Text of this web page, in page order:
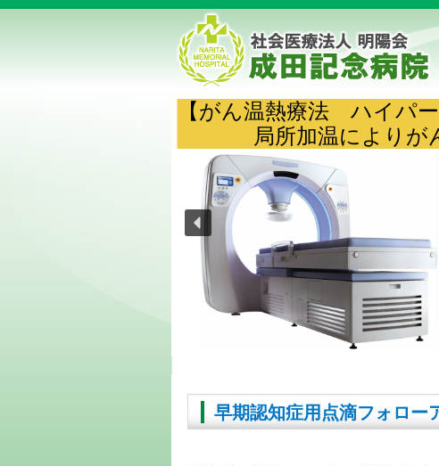
【がん温熱療法 ハイパ
局所加温によりが
早期認知症用点滴フォロー